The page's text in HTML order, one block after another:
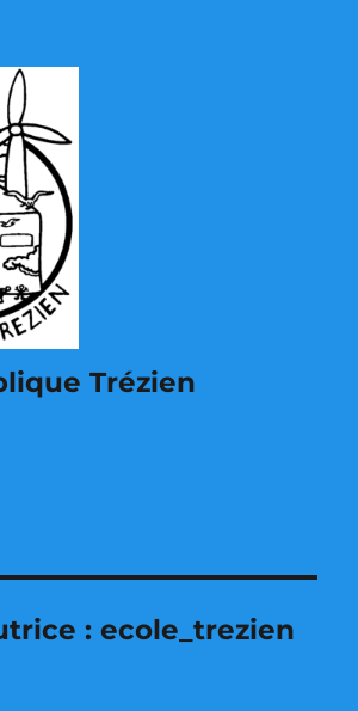
Trézien
:ecole_trezien